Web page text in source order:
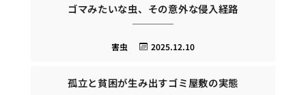
ゴマみたいな虫、その意外な侵入経路
2025.12.10
害虫
孤立と貧困が生み出すゴミ屋敷の実態